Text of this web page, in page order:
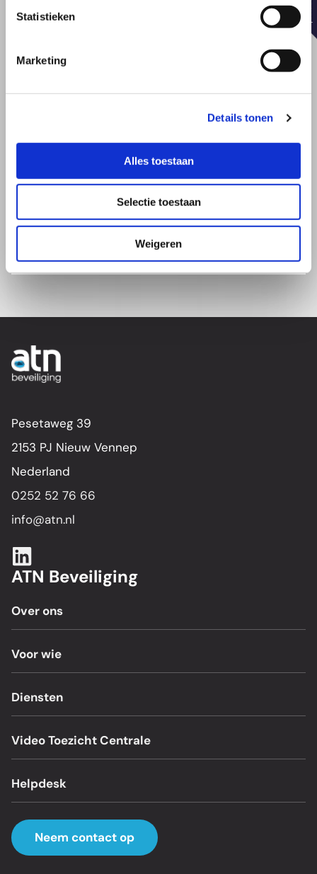
Statistieken
Marketing
Details tonen
Alles toestaan
Selectie toestaan
Weigeren
Onderwerp
Bericht*
Pesetaweg 39
2153 PJ Nieuw Vennep
Nederland
0252 52 76 66
info@atn.nl
ATN Beveiliging
Over ons
Voor wie
Diensten
Video Toezicht Centrale
Helpdesk
Neem contact op